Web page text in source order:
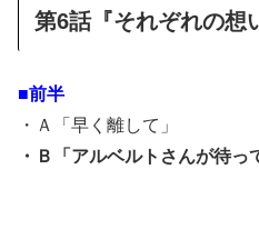
第6話『それぞれの想
■前半
・Ａ「早く離して」
・Ｂ「アルベルトさんが待